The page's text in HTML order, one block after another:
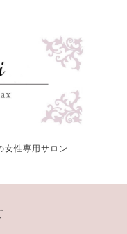
女性専用サロン